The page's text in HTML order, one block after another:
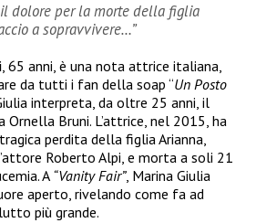
dolore per la morte della figlia
a sopravvivere…”
, 65 anni, è una nota attrice italiana,
da tutti i fan della soap “Un Posto
interpreta, da oltre 25 anni, il
Bruni. L’attrice, nel 2015, ha
perdita della figlia Arianna,
Roberto Alpi, e morta a soli 21
A “Vanity Fair”, Marina Giulia
aperto, rivelando come fa ad
più grande.